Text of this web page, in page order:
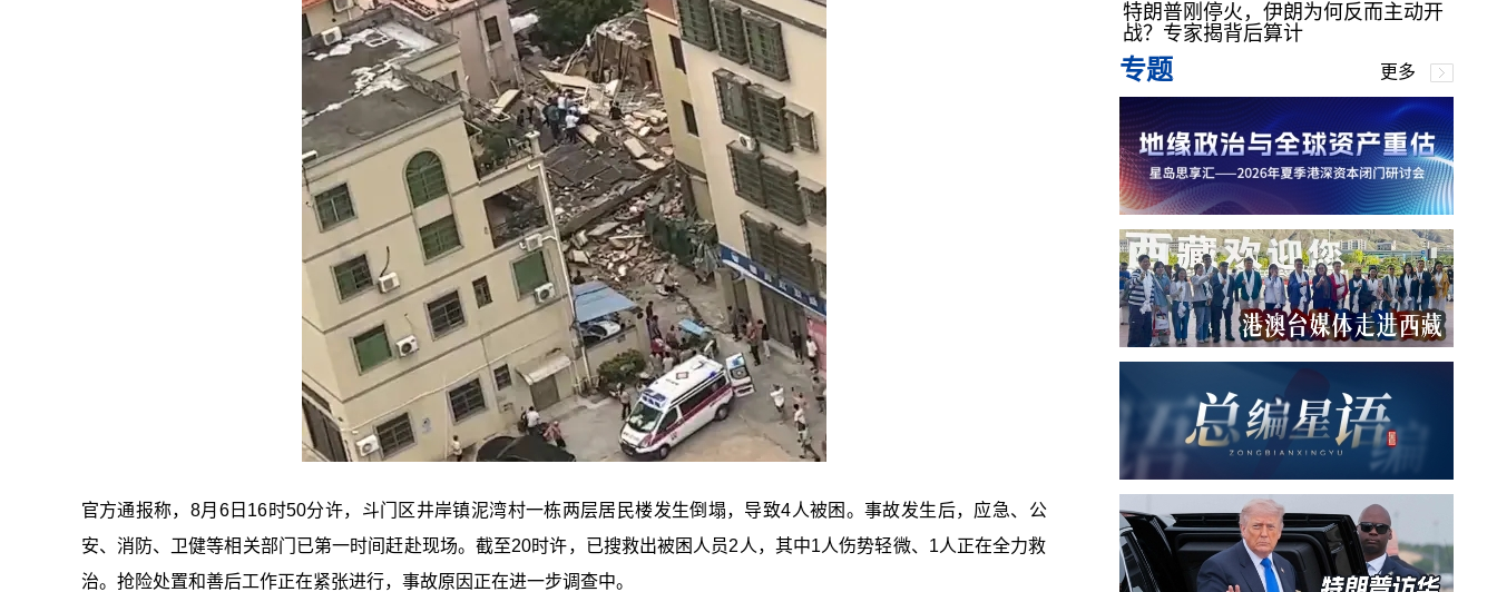
官方通报称，8月6日16时50分许，斗门区井岸镇泥湾村一栋两层居民楼发生倒塌，导致4人被困。事故发生后，应急、公
安、消防、卫健等相关部门已第一时间赶赴现场。截至20时许，已搜救出被困人员2人，其中1人伤势轻微、1人正在全力救
治。抢险处置和善后工作正在紧张进行，事故原因正在进一步调查中。
特朗普刚停火，伊朗为何反而主动开
战？专家揭背后算计
专题 更多